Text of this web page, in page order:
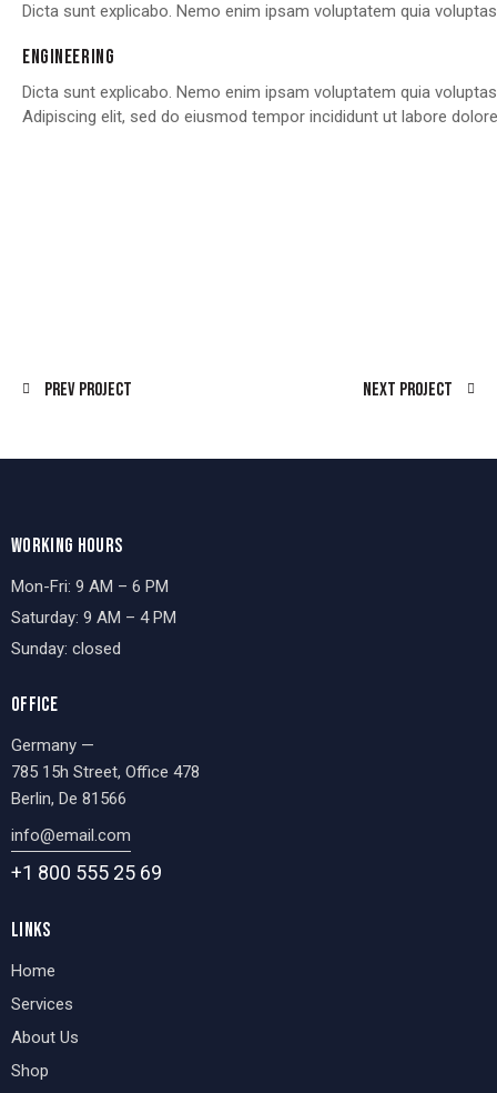
Dicta sunt explicabo. Nemo enim ipsam voluptatem quia
ENGINEERING
Dicta sunt explicabo. Nemo enim ipsam voluptatem quia
Adipiscing elit, sed do eiusmod tempor incididunt ut labore
Prev Project Next Project
WORKING HOURS
Mon-Fri: 9 AM – 6 PM
Saturday: 9 AM – 4 PM
Sunday: closed
OFFICE
Germany —
785 15h Street, Office 478
Berlin, De 81566
info@email.com
+1 800 555 25 69
LINKS
Home
Services
About Us
Shop